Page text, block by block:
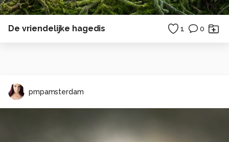
De vriendelijke hagedis 1 0
pmpamsterdam